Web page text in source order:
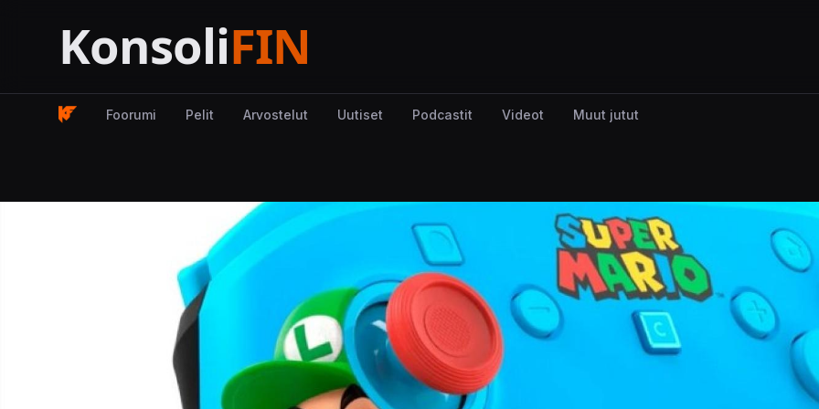
Foorumi Pelit Arvostelut Uutiset Podcastit Videot Muut jutut